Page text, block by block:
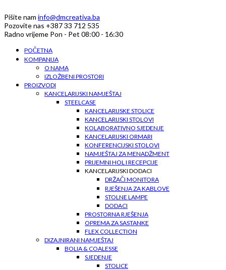
Pišite nam info@dmcreativa.ba
Pozovite nas +387 33 712 535
Radno vrijeme Pon - Pet 08:00 - 16:30
POČETNA
KOMPANIJA
O NAMA
IZLOŽBENI PROSTORI
PROIZVODI
KANCELARIJSKI NAMJEŠTAJ
STEELCASE
KANCELARIJSKE STOLICE
KANCELARIJSKI STOLOVI
KOLABORATIVNO SJEDENJE
KANCELARIJSKI ORMARI
KONFERENCIJSKI STOLOVI
NAMJEŠTAJ ZA MENADŽMENT
PRIJEMNI HOL I RECEPCIJE
KANCELARIJSKI DODACI
DRŽAČI MONITORA
RJEŠENJA ZA KABLOVE
STOLNE LAMPE
DODACI
PROSTORNA RJEŠENJA
OPREMA ZA SASTANKE
FLEX COLLECTION
DIZAJNIRANI NAMJEŠTAJ
BOLIA & COALESSE
SJEDENJE
STOLICE